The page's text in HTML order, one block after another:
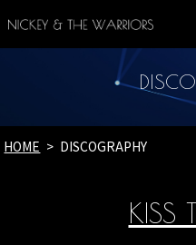
HOME DISCOGRAPHY
KISS